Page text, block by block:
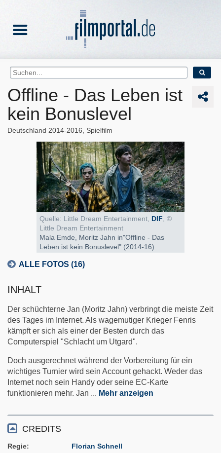
Offline - Das Leben ist
kein Bonuslevel
Deutschland 2014-2016 Spielfilm
Quelle: Little Dream Entertainment, DIF , ©
Little Dream Entertainment
Mala Emde, Moritz Jahn in"Offline - Das
Leben ist kein Bonuslevel" (2014-16)
ALLE FOTOS (16)
INHALT
Der schüchterne Jan (Moritz Jahn) verbringt die meiste Zeit
des Tages im Internet. Als wagemutiger Krieger Fenris
kämpft er sich als einer der Besten durch das
Computerspiel "Schlacht um Utgard".
Doch ausgerechnet während der Vorbereitung für ein
wichtiges Turnier wird sein Account gehackt. Weder das
Internet noch sein Handy oder seine EC-Karte
funktionieren mehr. Jan ... Mehr anzeigen
CREDITS
Regie
Florian Schnell